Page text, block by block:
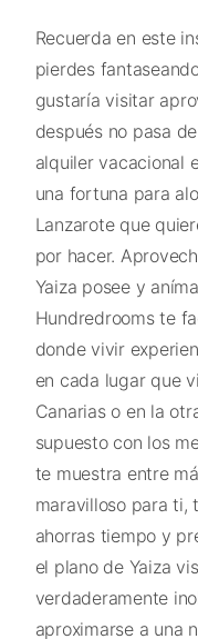
Recuerda en este
pierdes
gustaría visitar
después no pasa
alquiler vacacional
una fortuna para
Lanzarote que
por hacer.
Yaiza posee y
Hundredrooms te
donde vivir
en cada lugar que
Canarias o en la
supuesto con los
te muestra entre
maravilloso para ti,
ahorras tiempo y
el plano de Yaiza
verdaderamente
aproximarse a una